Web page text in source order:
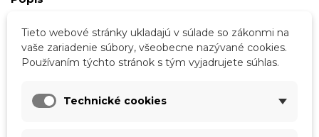
Veľkosť Dĺžka vložky
EU 35
22,5 cm
EU 37
24 cm
Tieto webové stránky ukladajú v súlade so zákonmi na
vaše zariadenie súbory, všeobecne nazývané cookies.
Používaním týchto stránok s tým vyjadrujete súhlas.
Technické cookies